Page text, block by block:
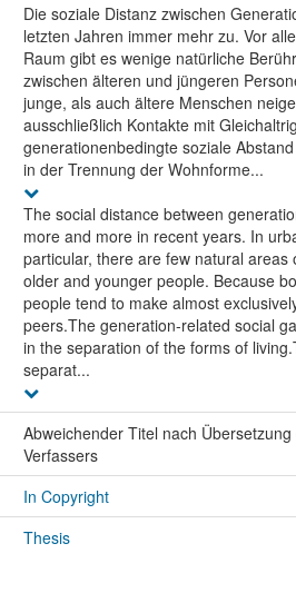
Die soziale Distanz zwischen
letzten Jahren immer mehr zu. Vor
Raum gibt es wenige natürliche
zwischen älteren und jüngeren
junge, als auch ältere Menschen
ausschließlich Kontakte mit
generationenbedingte soziale
in der Trennung der Wohnforme...
The social distance between
more and more in recent years. In
particular, there are few natural areas
older and younger people. Because
people tend to make almost
peers.The generation-related social
in the separation of the forms of
separat...
Abweichender Titel nach
Verfassers
In Copyright
Thesis